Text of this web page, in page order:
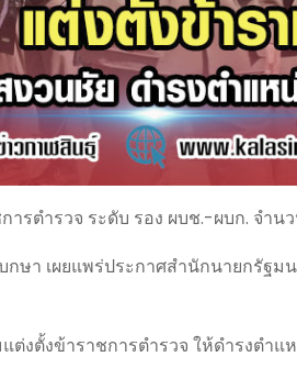
รตำรวจ ระดับ รอง ผบช.-ผบก. จำน
ษา เผยแพร่ประกาศสำนักนายกรัฐม
งตั้งข้าราชการตำรวจ ให้ดำรงตำแ